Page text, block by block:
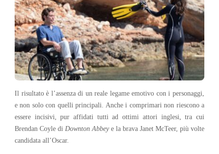
Il risultato è l’assenza di un reale legame emotivo con i personaggi,
e non solo con quelli principali. Anche i comprimari non riescono a
essere incisivi, pur affidati tutti ad ottimi attori inglesi, tra cui
Brendan Coyle di Downton Abbeye la brava Janet McTeer, più volte
candidata all’Oscar.